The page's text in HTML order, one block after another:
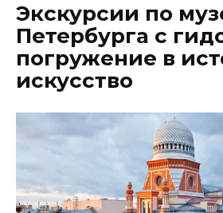
Экскурсии по
Петербурга с
погружение в
искусство